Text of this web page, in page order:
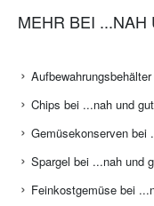
MEHR BEI ...NAH
Chips bei ...nah und gut
Gemüsekonserven bei
Spargel bei ...nah und
Feinkostgemüse bei